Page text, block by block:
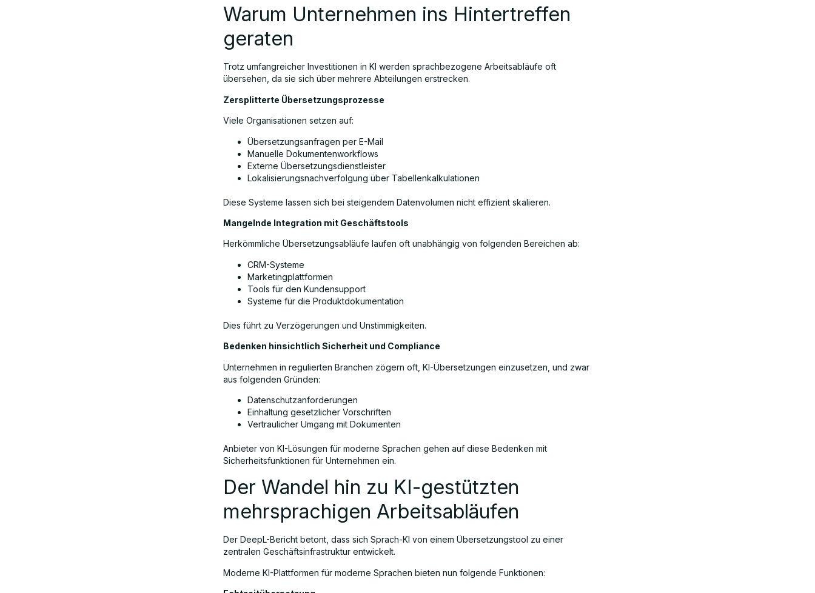
Warum Unternehmen ins Hintertreffen
geraten
Trotz umfangreicher Investitionen in KI werden sprachbezogene Arbeitsabläufe oft
übersehen, da sie sich über mehrere Abteilungen erstrecken.
Zersplitterte Übersetzungsprozesse
Viele Organisationen setzen auf:
Übersetzungsanfragen per E-Mail
Manuelle Dokumentenworkflows
Externe Übersetzungsdienstleister
Lokalisierungsnachverfolgung über Tabellenkalkulationen
Diese Systeme lassen sich bei steigendem Datenvolumen nicht effizient skalieren.
Mangelnde Integration mit Geschäftstools
Herkömmliche Übersetzungsabläufe laufen oft unabhängig von folgenden Bereichen ab:
CRM-Systeme
Marketingplattformen
Tools für den Kundensupport
Systeme für die Produktdokumentation
Dies führt zu Verzögerungen und Unstimmigkeiten.
Bedenken hinsichtlich Sicherheit und Compliance
Unternehmen in regulierten Branchen zögern oft, KI-Übersetzungen einzusetzen, und zwar
aus folgenden Gründen:
Datenschutzanforderungen
Einhaltung gesetzlicher Vorschriften
Vertraulicher Umgang mit Dokumenten
Anbieter von KI-Lösungen für moderne Sprachen gehen auf diese Bedenken mit
Sicherheitsfunktionen für Unternehmen ein.
Der Wandel hin zu KI-gestützten
mehrsprachigen Arbeitsabläufen
Der DeepL-Bericht betont, dass sich Sprach-KI von einem Übersetzungstool zu einer
zentralen Geschäftsinfrastruktur entwickelt.
Moderne KI-Plattformen für moderne Sprachen bieten nun folgende Funktionen: